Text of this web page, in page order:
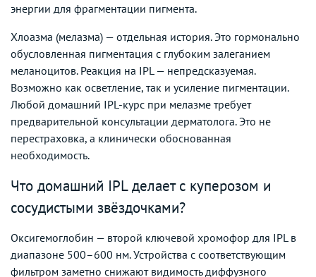
энергии для фрагментации пигмента.
Хлоазма (мелазма) — отдельная история. Это гормонально
обусловленная пигментация с глубоким залеганием
меланоцитов. Реакция на IPL — непредсказуемая.
Возможно как осветление, так и усиление пигментации.
Любой домашний IPL-курс при мелазме требует
предварительной консультации дерматолога. Это не
перестраховка, а клинически обоснованная
необходимость.
Что домашний IPL делает с куперозом и
сосудистыми звёздочками?
Оксигемоглобин — второй ключевой хромофор для IPL в
диапазоне 500–600 нм. Устройства с соответствующим
фильтром заметно снижают видимость диффузного